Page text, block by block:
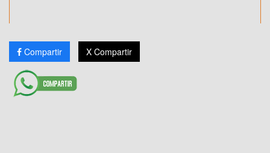
Compartir X Compartir